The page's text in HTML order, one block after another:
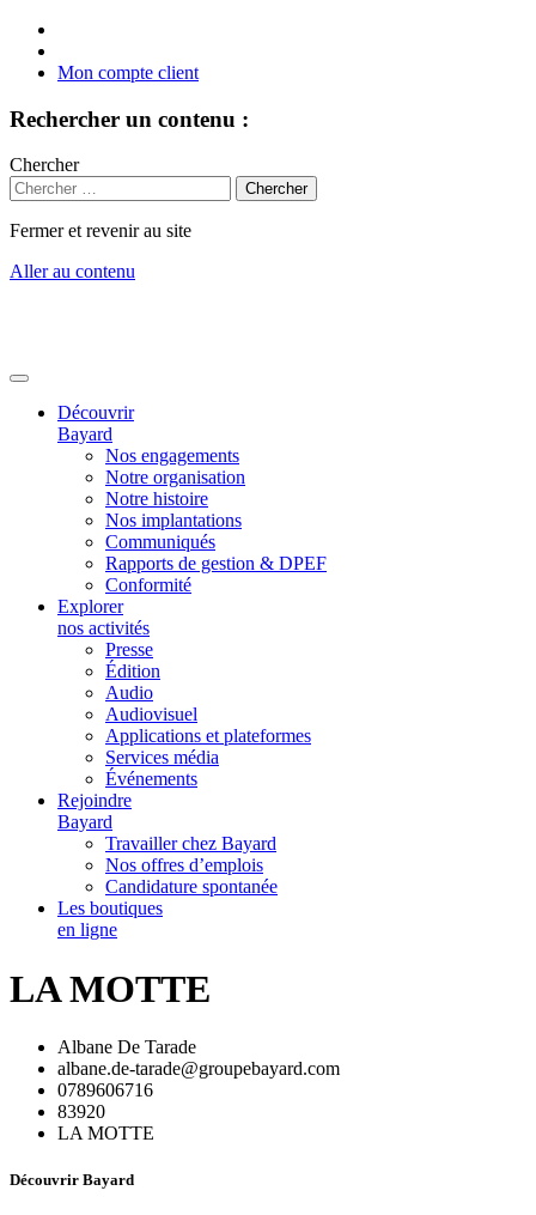
Mon compte client
Rechercher un contenu :
Chercher
Fermer et revenir au site
Aller au contenu
Découvrir
Bayard
Nos engagements
Notre organisation
Notre histoire
Nos implantations
Communiqués
Rapports de gestion & DPEF
Conformité
Explorer
nos activités
Presse
Édition
Audio
Audiovisuel
Applications et plateformes
Services média
Événements
Rejoindre
Bayard
Travailler chez Bayard
Nos offres d’emplois
Candidature spontanée
Les boutiques
en ligne
LA MOTTE
Albane De Tarade
albane.de-tarade@groupebayard.com
0789606716
83920
LA MOTTE
Découvrir Bayard